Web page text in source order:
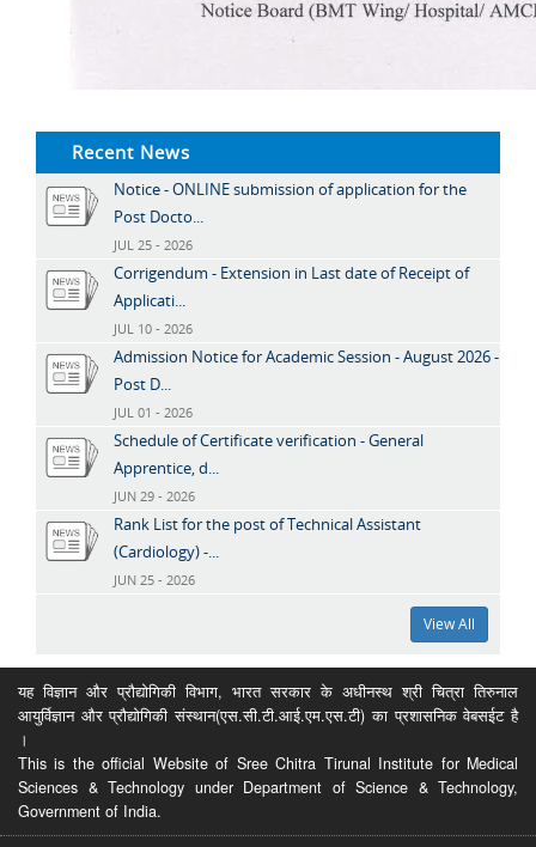
Recent News
Notice - ONLINE submission of application for the
Post Docto...
JUL 25 - 2026
Corrigendum - Extension in Last date of Receipt of
Applicati...
JUL 10 - 2026
Admission Notice for Academic Session - August 2026 -
Post D...
JUL 01 - 2026
Schedule of Certificate verification - General
Apprentice, d...
JUN 29 - 2026
Rank List for the post of Technical Assistant
(Cardiology) -...
JUN 25 - 2026
View All
यह विज्ञान और प्रौद्योगिकी विभाग, भारत सरकार के अधीनस्थ श्री चित्रा तिरुनाल
आयुर्विज्ञान और प्रौद्योगिकी संस्थान(एस.सी.टी.आई.एम.एस.टी) का प्रशासनिक वेबसईट है
।
This is the official Website of Sree Chitra Tirunal Institute for Medical
Sciences & Technology under Department of Science & Technology,
Government of India.